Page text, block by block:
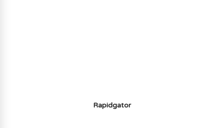
Rapidgator